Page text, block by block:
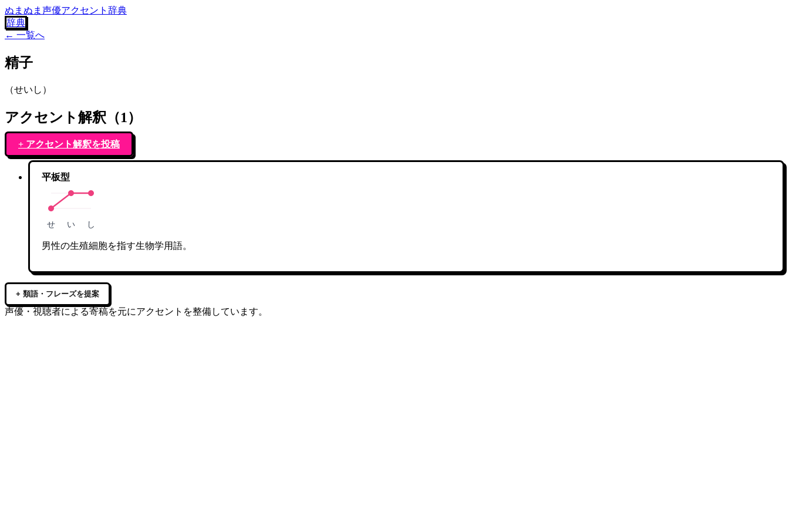
ぬまぬま声優アクセント辞典
辞典
← 一覧へ
精子
（せいし ）
アクセント解釈（1）
+ アクセント解釈を投稿
平板型
せ い し
男性の生殖細胞を指す生物学用語。
+ 類語・フレーズを提案
声優・視聴者による寄稿を元にアクセントを整備しています。